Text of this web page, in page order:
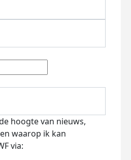
hoogte van nieuws,
waarop ik kan
via: